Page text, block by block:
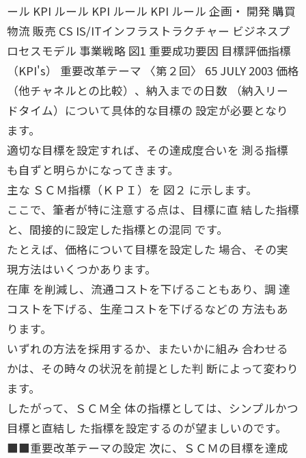
ール KPI ルール KPI ルール KPI ルール 企画・ 開発 購買
物流 販売 CS IS/ITインフラストラクチャー ビジネスプ
ロセスモデル 事業戦略 図1 重要成功要因 目標評価指標
（KPI's） 重要改革テーマ 〈第２回〉 65 JULY 2003 価格
（他チャネルとの比較）、納入までの日数 （納入リー
ドタイム）について具体的な目標の 設定が必要となり
ます。
適切な目標を設定すれば、その達成度合いを 測る指標
も自ずと明らかになってきます。
主な ＳＣＭ指標（ＫＰＩ）を 図２ に示します。
ここで、筆者が特に注意する点は、目標に直 結した指標
と、間接的に設定した指標との混同 です。
たとえば、価格について目標を設定した 場合、その実
現方法はいくつかあります。
在庫 を削減し、流通コストを下げることもあり、調 達
コストを下げる、生産コストを下げるなどの 方法もあ
ります。
いずれの方法を採用するか、またいかに組み 合わせる
かは、その時々の状況を前提とした判 断によって変わり
ます。
したがって、ＳＣＭ全 体の指標としては、シンプルかつ
目標と直結し た指標を設定するのが望ましいのです。
■■重要改革テーマの設定 次に、ＳＣＭの目標を達成